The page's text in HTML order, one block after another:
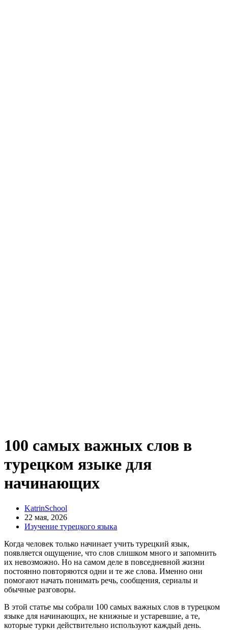
100 самых важных слов в
турецком языке для
начинающих
KatrinSchool
22 мая, 2026
Изучение турецкого языка
Когда человек только начинает учить турецкий язык,
появляется ощущение, что слов слишком много и запомнить
их невозможно. Но на самом деле в повседневной жизни
постоянно повторяются одни и те же слова. Именно они
помогают начать понимать речь, сообщения, сериалы и
обычные разговоры.
В этой статье мы собрали 100 самых важных слов в турецком
языке для начинающих, не книжные и устаревшие, а те,
которые турки действительно используют каждый день.